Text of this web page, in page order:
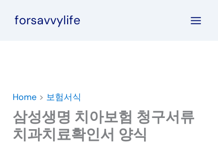
forsavvylife
Home > 보험서식
삼성생명 치아보험 청구서류
치과치료확인서 양식